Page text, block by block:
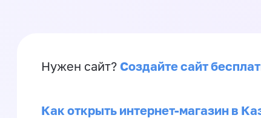
Нужен сайт? Создайте сайт
Как открыть интернет-магазин в